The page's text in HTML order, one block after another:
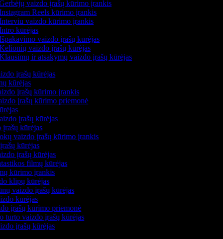
vaizdo įrašų kūrimo įrankis
Reels kūrimo įrankis
vaizdo kūrimo įrankis
kūrėjas
vaizdo įrašų kūrėjas
vaizdo įrašų kūrėjas
ir atsakymų vaizdo įrašų kūrėjas
įrašų kūrėjas
kūrėjas
įrašų kūrimo įrankis
įrašų kūrimo priemonė
įrašų kūrėjas
įrašų kūrėjas
vaizdo įrašų kūrimo įrankis
kūrėjas
įrašų kūrėjas
filmų kūrėjas
kūrimo įrankis
klipų kūrėjas
vaizdo įrašų kūrėjas
kūrėjas
įrašų kūrimo priemonė
turto vaizdo įrašų kūrėjas
įrašų kūrėjas